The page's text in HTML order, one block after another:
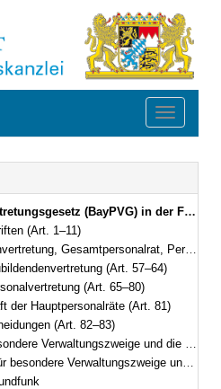
Toggle
Bekanntmachung vom 11. November 1986 (GVBl. S. 349) BayRS 2035-1-F (Art. 1–97)
(Art. 1–11)
Personalversammlung (Art. 12–56)
(Art. 57–64)
(Art. 65–80)
der Hauptpersonalräte (Art. 81)
(Art. 82–83)
und die Behandlung von Verschlußsachen (Art. 84–93)
und für den Bayerischen Rundfunk (Art. 84–92)